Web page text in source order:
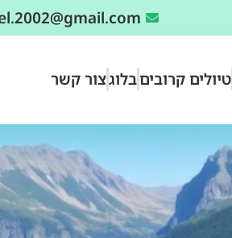
טיולים קרוביםבלוגצור קשר